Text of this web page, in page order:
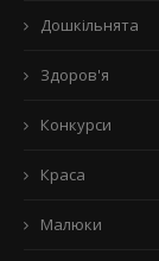
Дошкільнята
Здоров'я
Конкурси
Краса
Малюки